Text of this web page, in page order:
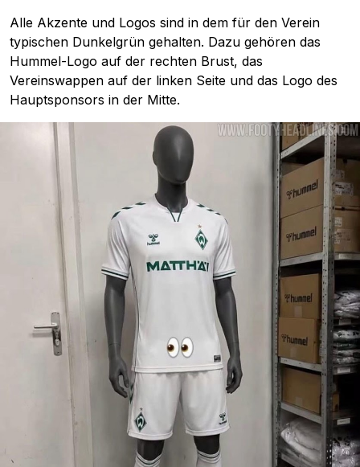
Alle Akzente und Logos sind in dem für den Verein
typischen Dunkelgrün gehalten. Dazu gehören das
Hummel-Logo auf der rechten Brust, das
Vereinswappen auf der linken Seite und das Logo des
Hauptsponsors in der Mitte.